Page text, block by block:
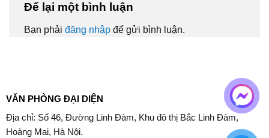
Để lại một bình luận
Bạn phải đăng nhập để gửi bình luận.
VĂN PHÒNG ĐẠI DIỆN
Địa chỉ: Số 46, Đường Linh Đàm, Khu đô thị Bắc Linh Đàm,
Hoàng Mai, Hà Nội.